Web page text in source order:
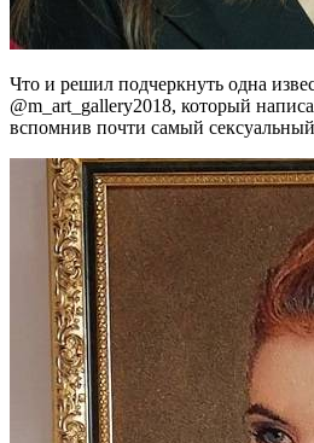
Что и решил подчеркнуть одна
@m_art_gallery2018, который
вспомнив почти самый